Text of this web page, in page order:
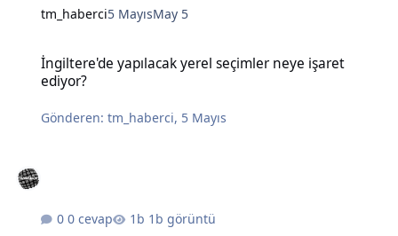
tm_haberci5 MayısMay 5
İngiltere'de yapılacak yerel seçimler neye işaret
ediyor?
Gönderen:tm_haberci, 5 Mayıs
0 cevap 1b görüntü